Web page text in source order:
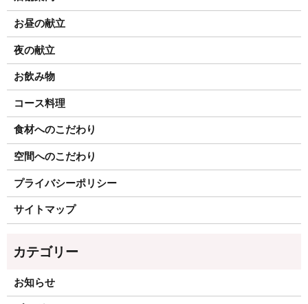
お昼の献立
夜の献立
お飲み物
コース料理
食材へのこだわり
空間へのこだわり
プライバシーポリシー
サイトマップ
お知らせ